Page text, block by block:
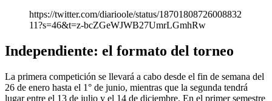
https://twitter.com/diarioole/status/18701808726008832
11?s=46&t=z-bcZGeWJWB27UmrLGmhRw
Independiente: el formato del torneo
La primera competición se llevará a cabo desde el fin de semana del
26 de enero hasta el 1° de junio, mientras que la segunda tendrá
lugar entre el 13 de julio y el 14 de diciembre. En el primer semestre